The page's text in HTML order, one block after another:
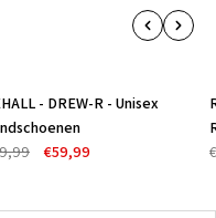
-14% - DREW-R - Unisex
€59,99